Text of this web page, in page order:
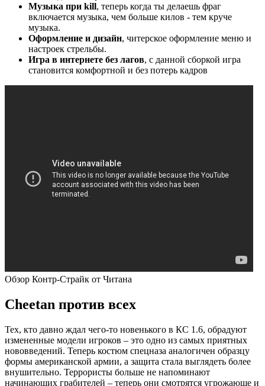
Музыка при kill, теперь когда ты делаешь фраг
включается музыка, чем больше килов - тем круче
музыка.
Оформление и дизайн, читерское оформление меню и
настроек стрельбы.
Игра в интернете без лагов, с данной сборкой игра
становится комфортной и без потерь кадров
Обзор Контр-Страйк от Читана
Сheetan против всех
Тех, кто давно ждал чего-то новенького в КС 1.6, обрадуют
измененные модели игроков – это одно из самых приятных
нововведений. Теперь костюм спецназа аналогичен образцу
формы американской армии, а защита стала выглядеть более
внушительно. Террористы больше не напоминают
начинающих грабителей – теперь они смотрятся угрожающе и